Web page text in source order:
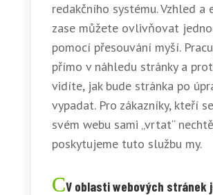
redakčního systému. Vzhled a
zase můžete ovlivňovat
pomocí přesouvání myší.
přímo v náhledu stránky a
vidíte, jak bude stránka po
vypadat. Pro zákazníky, kteří
svém webu sami „vrtat“
poskytujeme tuto službu my.
V oblasti webových stránek